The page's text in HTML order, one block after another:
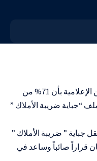
أظهر استطلاع للرأي أجرته شبكة وطن الإعلامية بأن 71% من
“جباية ضريبة الأملاك ”
جباية ” ضريبة الأملاك ”
قراراً صائباً وساعد في